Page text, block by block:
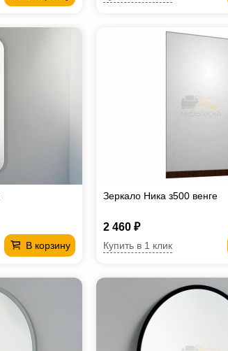
В корзину
Зеркало Ника з500 венге
2 460 ₽
Купить в 1 клик